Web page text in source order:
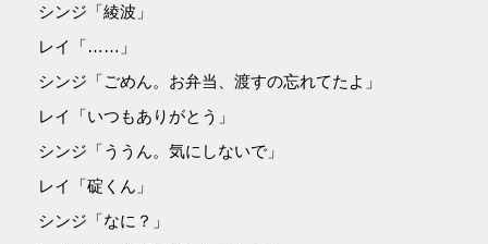
シンジ「綾波」
レイ「……」
シンジ「ごめん。お弁当、渡すの忘れてたよ」
レイ「いつもありがとう」
シンジ「ううん。気にしないで」
レイ「碇くん」
シンジ「なに？」